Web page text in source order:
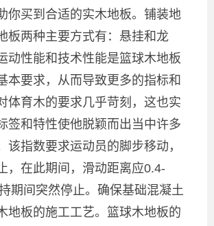
你买到合适的实木地板。铺装地
板两种主要方式有：悬挂和龙
动性能和技术性能是篮球木地板
本要求，从而导致更多的指标和
体育木的要求几乎苛刻，这也实
签和特性使他脱颖而出当中许多
该指数要求运动员的脚步移动，
，在此期间，滑动距离应0.4-
期间突然停止。确保基础混凝土
地板的施工工艺。篮球木地板的